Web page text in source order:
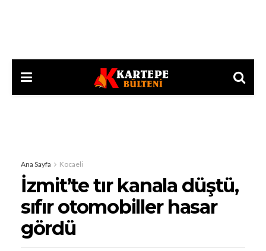
Ana Sayfa Kocaeli
İzmit’te tır kanala düştü,
sıfır otomobiller hasar
gördü